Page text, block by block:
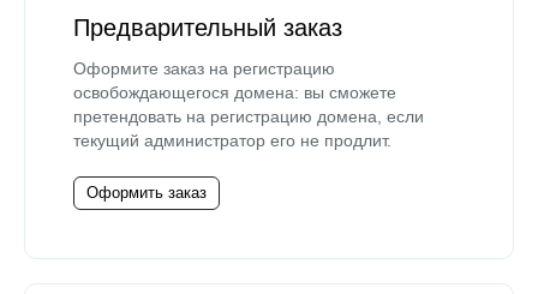
Предварительный заказ
Оформите заказ на регистрацию
освобождающегося домена: вы сможете
претендовать на регистрацию домена, если
текущий администратор его не продлит.
Оформить заказ